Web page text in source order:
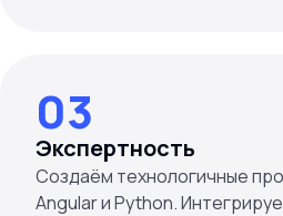
03
Экспертность
Создаём технологичные
Angular и Python.